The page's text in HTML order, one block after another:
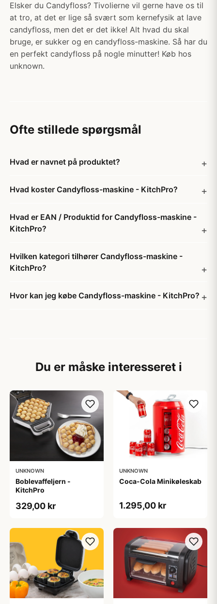
Elsker du Candyfloss? Tivolierne vil gerne have os til
at tro, at det er lige så svært som kernefysik at lave
candyfloss, men det er det ikke! Alt hvad du skal
bruge, er sukker og en candyfloss-maskine. Så har du
en perfekt candyfloss på nogle minutter! Køb hos
unknown.
Ofte stillede spørgsmål
Hvad er navnet på produktet?
Hvad koster Candyfloss-maskine - KitchPro?
Hvad er EAN / Produktid for Candyfloss-maskine -
KitchPro?
Hvilken kategori tilhører Candyfloss-maskine -
KitchPro?
Hvor kan jeg købe Candyfloss-maskine - KitchPro?
Du er måske interesseret i
UNKNOWN
Boblevaffeljern -
KitchPro
329,00 kr
UNKNOWN
Coca-Cola Minikøleskab
1.295,00 kr